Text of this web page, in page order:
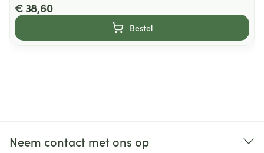
€ 38,60
Bestel
Neem contact met ons op